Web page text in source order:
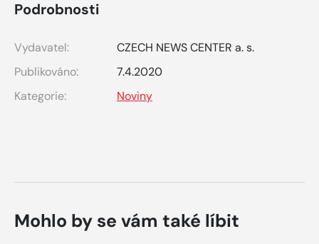
Podrobnosti
Vydavatel:
CZECH NEWS CENTER a. s.
Publikováno:
7.4.2020
Kategorie:
Noviny
Mohlo by se vám také líbit